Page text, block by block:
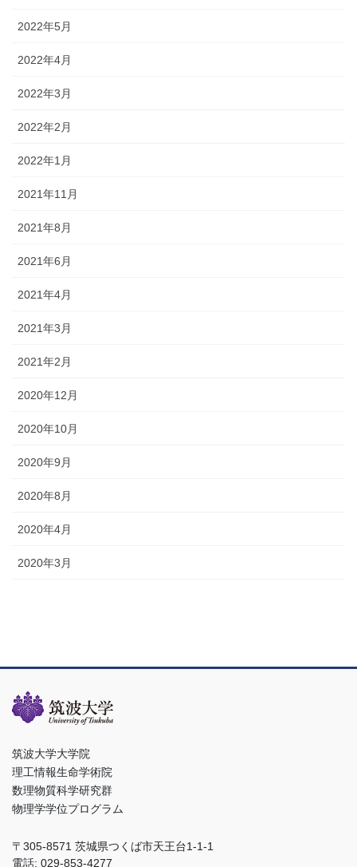
2022年5月
2022年4月
2022年3月
2022年2月
2022年1月
2021年11月
2021年8月
2021年6月
2021年4月
2021年3月
2021年2月
2020年12月
2020年10月
2020年9月
2020年8月
2020年4月
2020年3月
筑波大学大学院
理工情報生命学術院
数理物質科学研究群
物理学学位プログラム
〒305-8571 茨城県つくば市天王台1-1-1
電話: 029-853-4277